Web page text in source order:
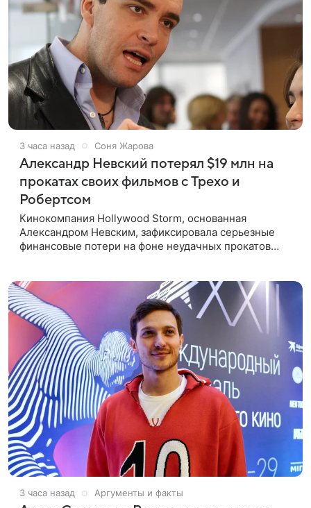
3 часа назад Соня Жарова
Александр Невский потерял $19 млн на
прокатах своих фильмов с Трехо и
Робертсом
Кинокомпания Hollywood Storm, основанная
Александром Невским, зафиксировала серьезные
финансовые потери на фоне неудачных прокатов
3 часа назад Аргументы и факты